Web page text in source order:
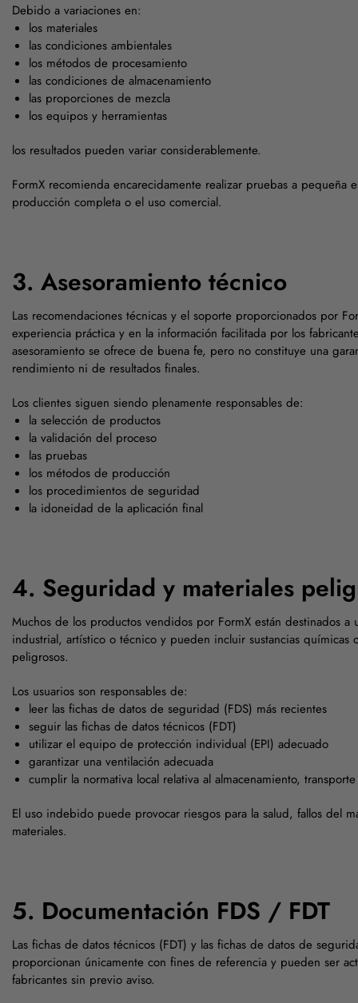
Debido a variaciones en:
los materiales
las condiciones ambientales
los métodos de procesamiento
las condiciones de almacenamiento
las proporciones de mezcla
los equipos y herramientas
los resultados pueden variar considerablemente.
FormX recomienda encarecidamente realizar pruebas a pequeña
producción completa o el uso comercial.
3. Asesoramiento técnico
Las recomendaciones técnicas y el soporte proporcionados por
experiencia práctica y en la información facilitada por los
asesoramiento se ofrece de buena fe, pero no constituye una
rendimiento ni de resultados finales.
Los clientes siguen siendo plenamente responsables de:
la selección de productos
la validación del proceso
las pruebas
los métodos de producción
los procedimientos de seguridad
la idoneidad de la aplicación final
4. Seguridad y materiales
Muchos de los productos vendidos por FormX están destinados a
industrial, artístico o técnico y pueden incluir sustancias químicas
peligrosos.
Los usuarios son responsables de:
leer las fichas de datos de seguridad (FDS) más recientes
seguir las fichas de datos técnicos (FDT)
utilizar el equipo de protección individual (EPI) adecuado
garantizar una ventilación adecuada
cumplir la normativa local relativa al almacenamiento,
El uso indebido puede provocar riesgos para la salud, fallos del
materiales.
5. Documentación FDS / FDT
Las fichas de datos técnicos (FDT) y las fichas de datos de
proporcionan únicamente con fines de referencia y pueden ser
fabricantes sin previo aviso.